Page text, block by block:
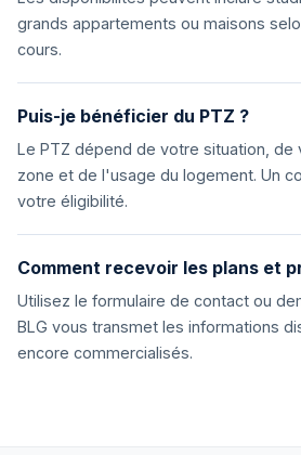
grands appartements ou maisons
cours.
Puis-je bénéficier du PTZ ?
Le PTZ dépend de votre situation, de
zone et de l'usage du logement. Un
votre éligibilité.
Comment recevoir les plans et
Utilisez le formulaire de contact ou
BLG vous transmet les informations
encore commercialisés.